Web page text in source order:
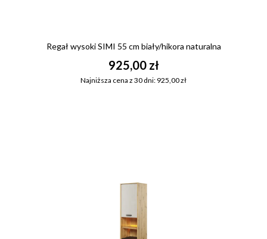
Regał wysoki SIMI 55 cm biały/hikora naturalna
925,00 zł
Najniższa cena z 30 dni: 925,00 zł